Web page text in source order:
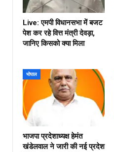
Live: एमपी विधानसभा में बजट
पेश कर रहे वित्त मंत्री देवड़ा,
जानिए किसको क्या मिला
भोपाल
भाजपा प्रदेशाध्यक्ष हेमंत
खंडेलवाल ने जारी की नई प्रदेश